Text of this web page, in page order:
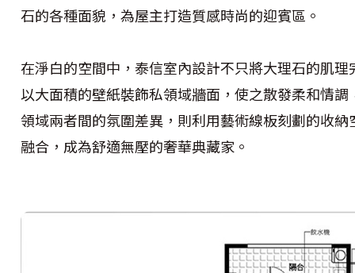
石的各種面貌，為屋主打造質感時尚的迎賓區。
在淨白的空間中，泰信室內設計不只將大理石的肌
以大面積的壁紙裝飾私領域牆面，使之散發柔和情
領域兩者間的氛圍差異，則利用藝術線板刻劃的收
融合，成為舒適無壓的奢華典藏家。